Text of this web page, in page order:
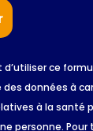
ce
données à
à la santé
personne.